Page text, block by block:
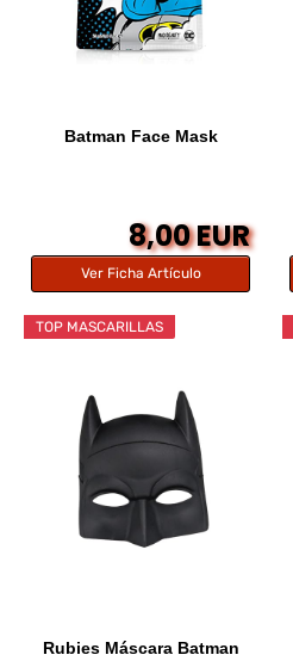
Batman Face Mask
8,00 EUR
Ver Ficha Artículo
TOP MASCARILLAS
Rubies Máscara Batman